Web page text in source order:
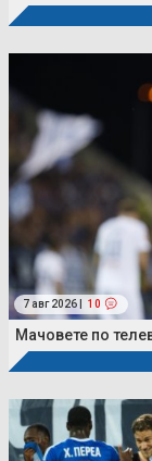
7 авг 2026 | 10
Мачовете по